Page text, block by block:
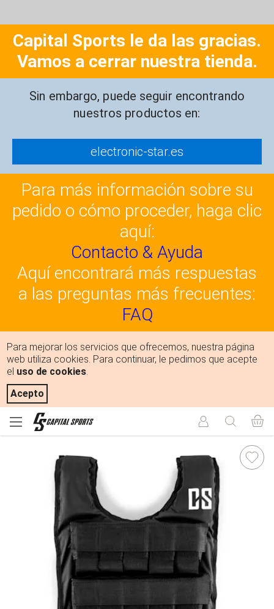
Capital Sports le da las gracias.
Vamos a cerrar nuestra tienda.
Sin embargo, puede seguir encontrando
nuestros productos en:
electronic-star.es
Para más información sobre su
pedido o cómo proceder, haga clic
aquí:
Contacto & Ayuda
Aquí encontrará más respuestas
a las preguntas más frecuentes:
FAQ
Para mejorar los servicios que ofrecemos, nuestra página
web utiliza cookies. Para continuar, le pedimos que acepte
el uso de cookies.
Acepto